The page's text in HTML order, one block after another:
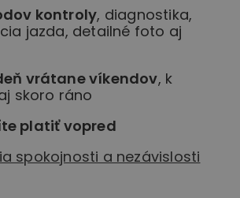
kontroly, diagnostika,
jazda, detailné foto aj
vrátane víkendov, k
skoro ráno
platiť vopred
spokojnosti a nezávislosti